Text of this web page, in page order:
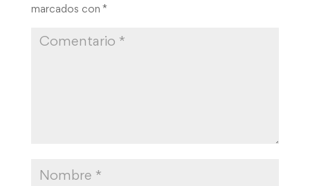
marcados con *